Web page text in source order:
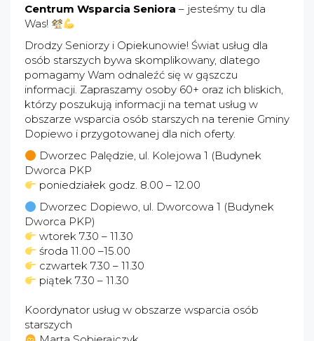
Centrum Wsparcia Seniora – jesteśmy tu dla
Was!
Drodzy Seniorzy i Opiekunowie! Świat usług dla
osób starszych bywa skomplikowany, dlatego
pomagamy Wam odnaleźć się w gąszczu
informacji. Zapraszamy osoby 60+ oraz ich bliskich,
którzy poszukują informacji na temat usług w
obszarze wsparcia osób starszych na terenie Gminy
Dopiewo i przygotowanej dla nich oferty.
Dworzec Palędzie, ul. Kolejowa 1 (Budynek
Dworca PKP
poniedziałek godz. 8.00 – 12.00
Dworzec Dopiewo, ul. Dworcowa 1 (Budynek
Dworca PKP)
wtorek 7.30 – 11.30
środa 11.00 –15.00
czwartek 7.30 – 11.30
piątek 7.30 – 11.30
Koordynator usług w obszarze wsparcia osób
starszych